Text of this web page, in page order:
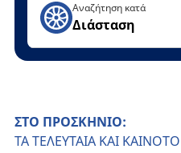
Αναζήτηση κατά
Διάσταση
ΣΤΟ ΠΡΟΣΚΗΝΙΟ:
ΤΑ ΤΕΛΕΥΤΑΙΑ ΚΑΙ